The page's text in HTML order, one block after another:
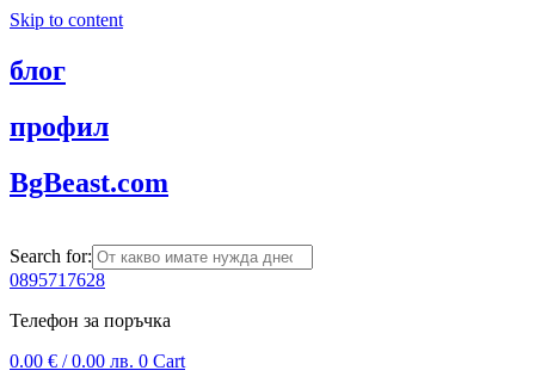
Skip to content
блог
профил
BgBeast.com
Search for:
0895717628
Телефон за поръчка
0.00 € / 0.00 лв. 0 Cart